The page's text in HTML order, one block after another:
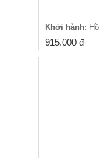
Khởi hành:
915.000 đ